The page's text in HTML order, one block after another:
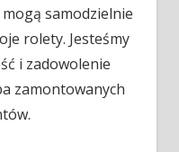
samodzielnie
rolety. Jesteśmy
i zadowolenie
zamontowanych